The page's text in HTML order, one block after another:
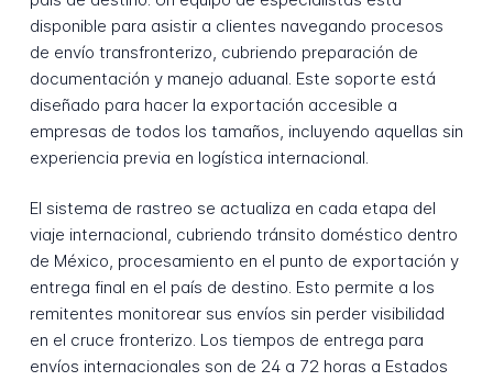
disponible para asistir a clientes navegando procesos
de envío transfronterizo, cubriendo preparación de
documentación y manejo aduanal. Este soporte está
diseñado para hacer la exportación accesible a
empresas de todos los tamaños, incluyendo aquellas sin
experiencia previa en logística internacional.
El sistema de rastreo se actualiza en cada etapa del
viaje internacional, cubriendo tránsito doméstico dentro
de México, procesamiento en el punto de exportación y
entrega final en el país de destino. Esto permite a los
remitentes monitorear sus envíos sin perder visibilidad
en el cruce fronterizo. Los tiempos de entrega para
envíos internacionales son de 24 a 72 horas a Estados